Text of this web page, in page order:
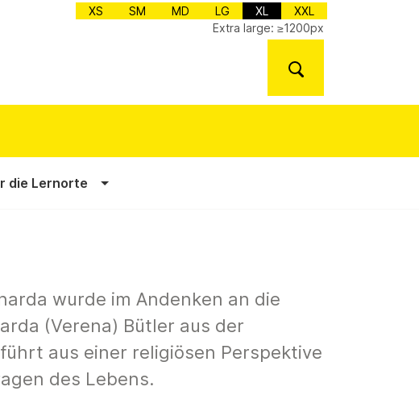
XS SM MD LG XL
XXL
Extra large: ≥1200px
die Lernorte
wurde im Andenken an die
(Verena) Bütler aus der
aus einer religiösen Perspektive
des Lebens.